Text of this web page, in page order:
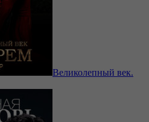
Великолепный век.